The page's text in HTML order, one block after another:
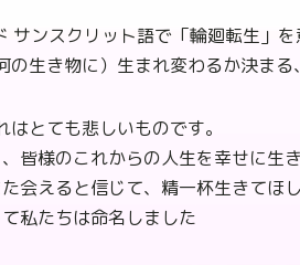
ンスクリット語で「輪廻転生」を
生き物に）生まれ変わるか決まる
はとても悲しいものです。
皆様のこれからの人生を幸せに生き
会えると信じて、精一杯生きてほし
私たちは命名しました